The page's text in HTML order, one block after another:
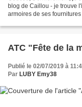
blog de Caillou - je trouve
armoires de ses
ATC "Fête de la
Publié le 02/07/2019 à
Par LUBY Emy38